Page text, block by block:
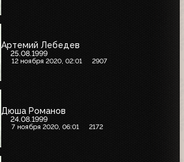
Артемий Лебедев
25.08.1999
12 ноября 2020, 02:01 2907
Дюша Романов
24.08.1999
7 ноября 2020, 06:01 2172